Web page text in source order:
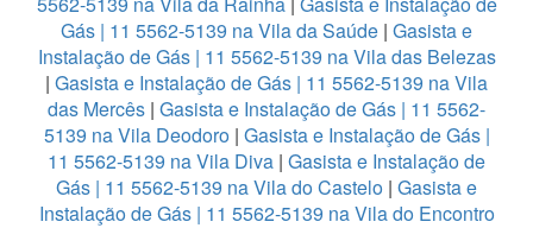
Gás | 11 5562-5139 na Vila da Saúde | Gasista e
Instalação de Gás | 11 5562-5139 na Vila das Belezas
| Gasista e Instalação de Gás | 11 5562-5139 na Vila
das Mercês | Gasista e Instalação de Gás | 11 5562-
5139 na Vila Deodoro| Gasista e Instalação de Gás |
11 5562-5139 na Vila Diva | Gasista e Instalação de
Gás | 11 5562-5139 na Vila do Castelo | Gasista e
Instalação de Gás | 11 5562-5139 na Vila do Encontro